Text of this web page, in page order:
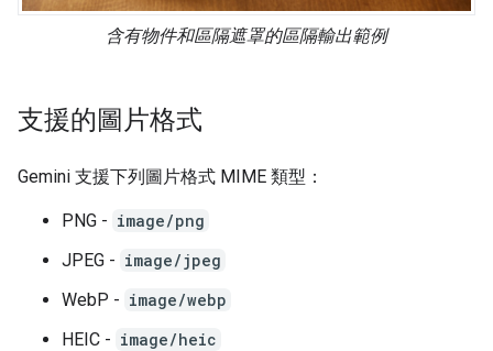
含有物件和區隔遮罩的區隔輸出範例
支援的圖片格式
Gemini 支援下列圖片格式 MIME 類型：
PNG - image/png
JPEG - image/jpeg
WebP - image/webp
HEIC - image/heic